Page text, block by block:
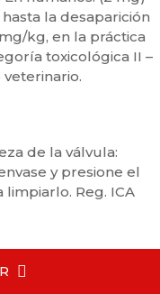
la desaparición
kg, en la práctica
toxicológica II –
de la válvula:
y presione el
Reg. ICA